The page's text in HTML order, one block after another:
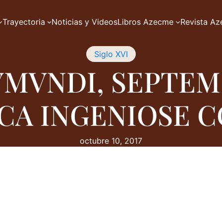
Trayectoria Noticias y VideosLibros Azecme Revista
Siglo XVI
INGENIOSE
octubre 10, 2017